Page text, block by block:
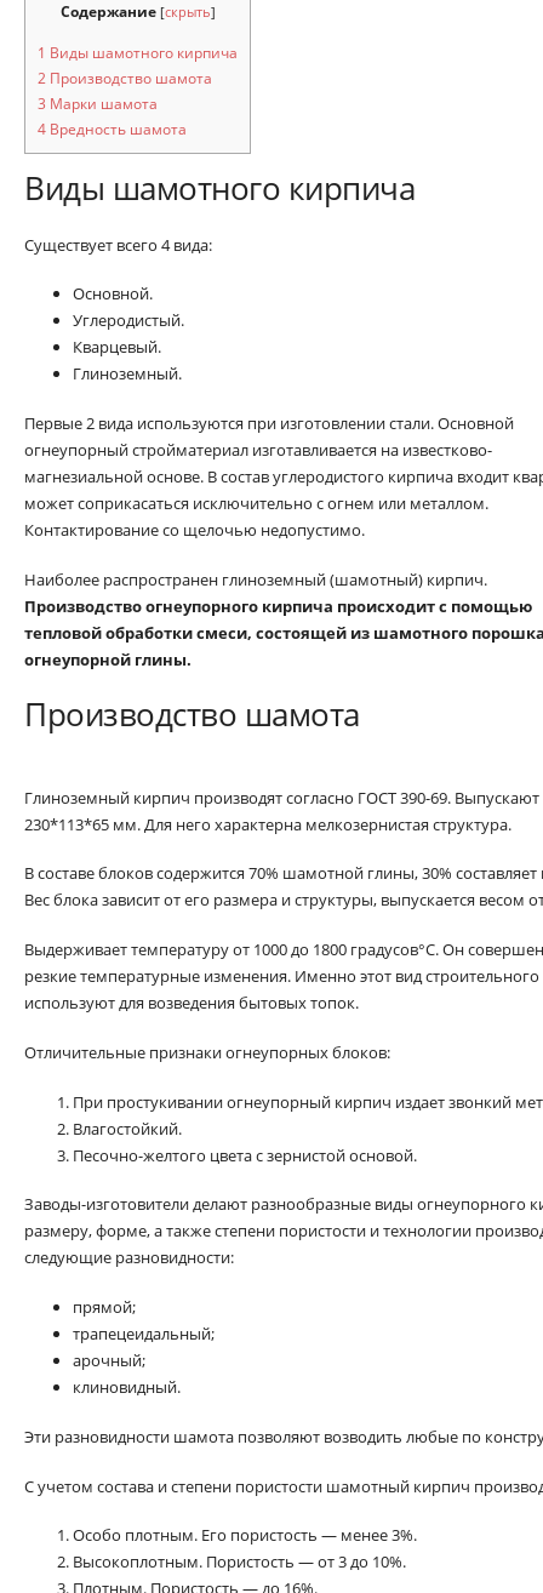
Содержание [скрыть]
1 Виды шамотного кирпича
2 Производство шамота
3 Марки шамота
4 Вредность шамота
Виды шамотного кирпича
Существует всего 4 вида:
Основной.
Углеродистый.
Кварцевый.
Глиноземный.
Первые 2 вида используются при изготовлении стали. Основной
огнеупорный стройматериал изготавливается на известково-
магнезиальной основе. В состав углеродистого кирпича входит
может соприкасаться исключительно с огнем или металлом.
Контактирование со щелочью недопустимо.
Наиболее распространен глиноземный (шамотный) кирпич.
Производство огнеупорного кирпича происходит с помощью
тепловой обработки смеси, состоящей из шамотного
огнеупорной глины.
Производство шамота
Глиноземный кирпич производят согласно ГОСТ 390-69.
230*113*65 мм. Для него характерна мелкозернистая структура.
В составе блоков содержится 70% шамотной глины, 30%
Вес блока зависит от его размера и структуры, выпускается весом
Выдерживает температуру от 1000 до 1800 градусов°С. Он
резкие температурные изменения. Именно этот вид
используют для возведения бытовых топок.
Отличительные признаки огнеупорных блоков:
При простукивании огнеупорный кирпич издает звонкий
Влагостойкий.
Песочно-желтого цвета с зернистой основой.
Заводы-изготовители делают разнообразные виды огнеупорного
размеру, форме, а также степени пористости и технологии
следующие разновидности:
прямой;
трапецеидальный;
арочный;
клиновидный.
Эти разновидности шамота позволяют возводить любые по
С учетом состава и степени пористости шамотный кирпич
Особо плотным. Его пористость — менее 3%.
Высокоплотным. Пористость — от 3 до 10%.
Плотным. Пористость — до 16%.